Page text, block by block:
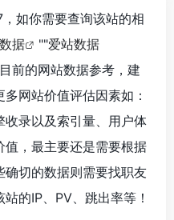
如你需要查询该站的相
据 ""爱站数据
前的网站数据参考，建
网站价值评估因素如：
录以及索引量、用户体
，最主要还是需要根据
切的数据则需要找职友
的IP、PV、跳出率等！